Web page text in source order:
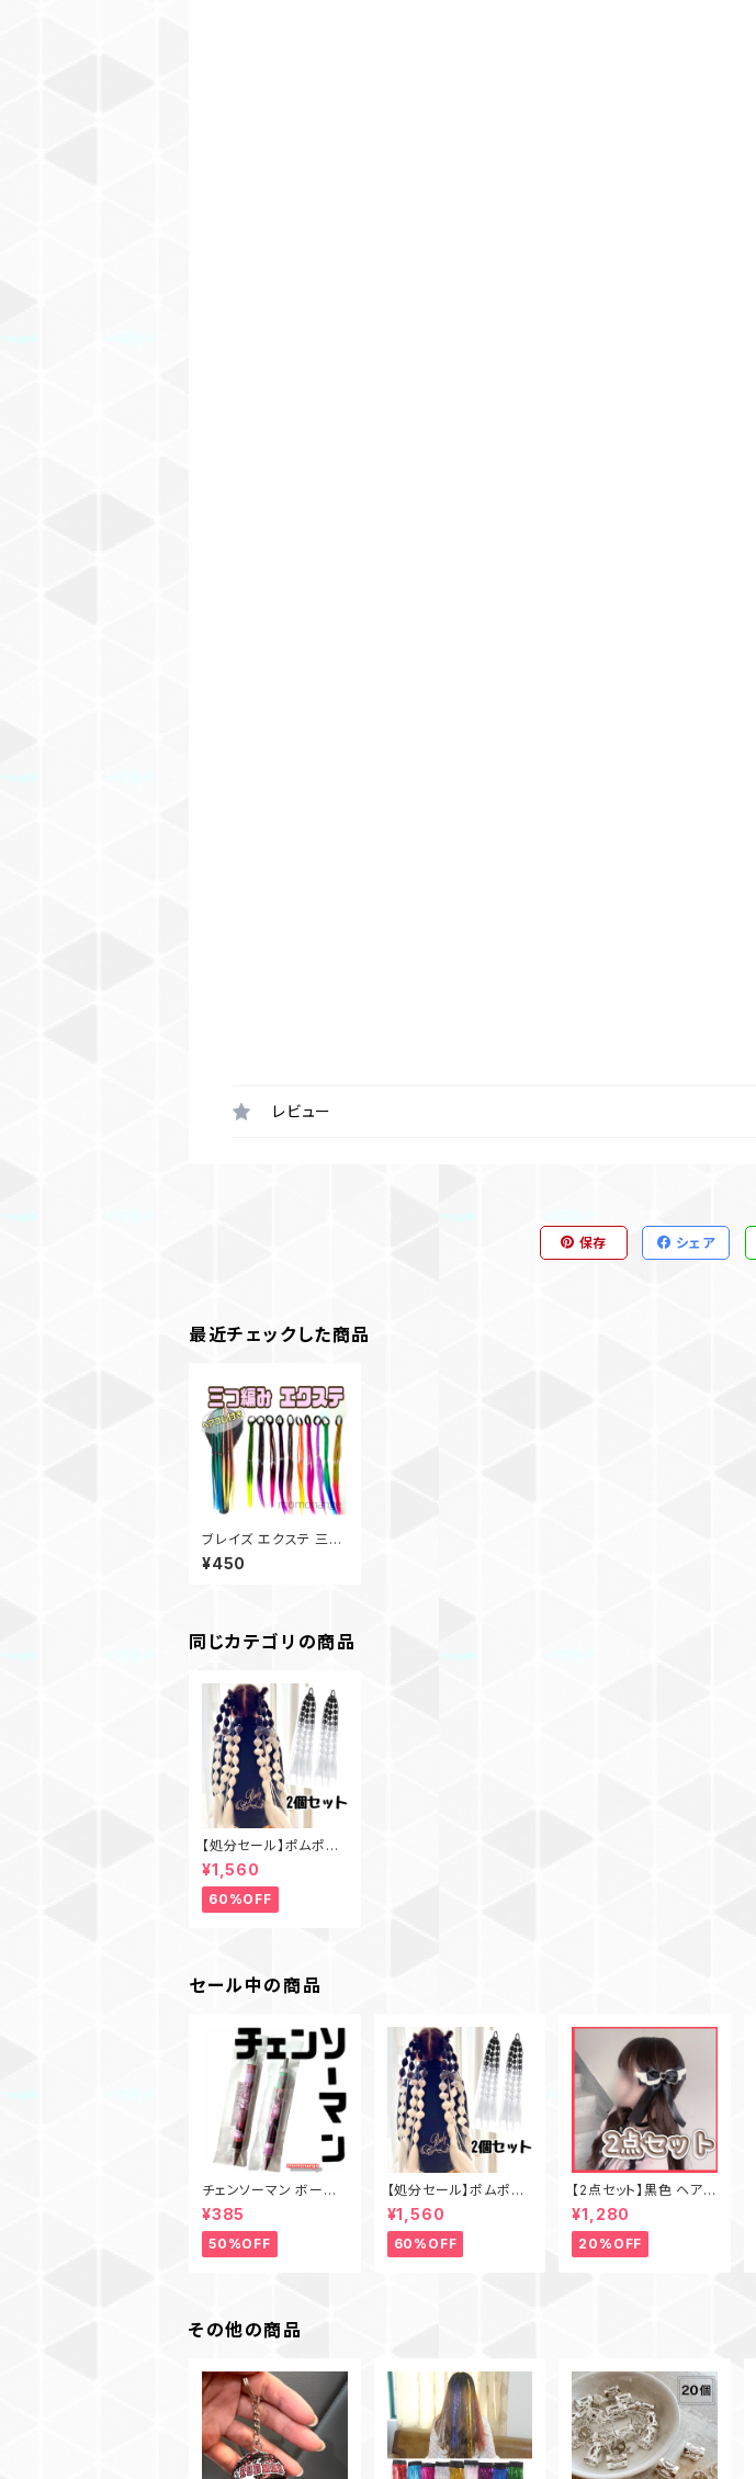
レビュー
保存 シェア
最近チェックした商品
ブレイズ エクステ 三つ
編み ヘアゴム ポニーテ
ール ダンス BMX イベ
¥450
同じカテゴリの商品
【処分セール】ポムポム
ポンポンヘア 三つ編み
風 ブレイズ風 エスニッ
ク ダンス キッズ ヘアメ
イク ブラック×ホワイト
¥1,560
60%OFF
セール中の商品
チェンソーマン ボール
ペン 文房具 マキマ・パ
ワー/パワー
¥385
50%OFF
【処分セール】ポムポム
ポンポンヘア 三つ編み
風 ブレイズ風 エスニッ
ク ダンス キッズ ヘアメ
イク ブラック×ホワイト
¥1,560
60%OFF
【2点セット】黒色 ヘアア
クセ 天使界隈 地雷 サ
ブカル 天使の羽 リボン
¥1,280
20%OFF
その他の商品